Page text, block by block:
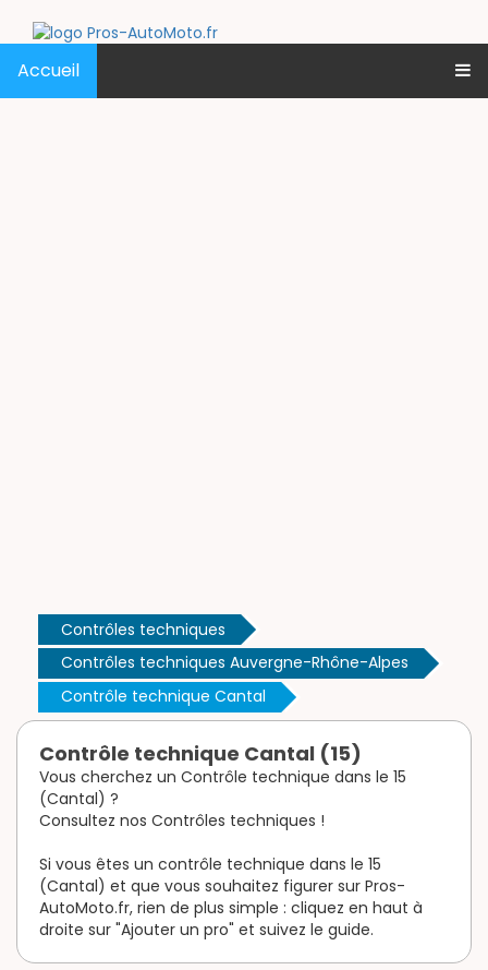
Accueil
Contrôles techniques
Contrôles techniques Auvergne-Rhône-Alpes
Contrôle technique Cantal
Contrôle technique Cantal (15)
Vous cherchez un Contrôle technique dans le 15
(Cantal) ?
Consultez nos Contrôles techniques !
Si vous êtes un contrôle technique dans le 15
(Cantal) et que vous souhaitez figurer sur Pros-
AutoMoto.fr, rien de plus simple : cliquez en haut à
droite sur "Ajouter un pro" et suivez le guide.